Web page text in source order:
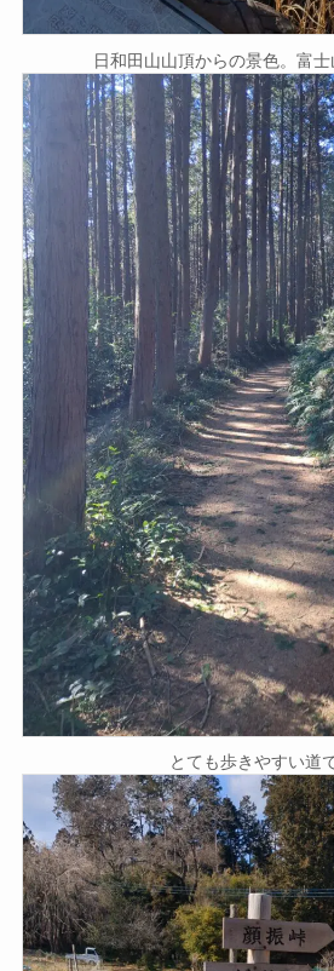
日和田山山頂からの景色。富士
とても歩きやすい道